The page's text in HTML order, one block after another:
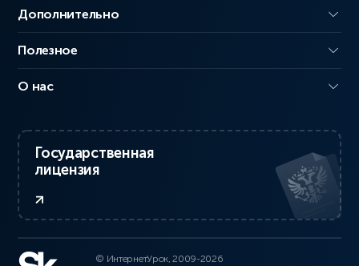
Дополнительно
Полезное
О нас
Государственная
лицензия
© ИнтернетУрок, 2009-2026